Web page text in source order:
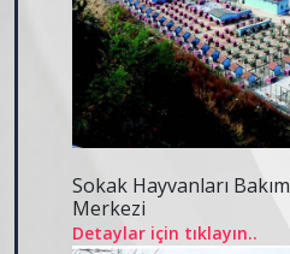
Sokak Hayvanları
Merkezi
Detaylar için tıklayın..